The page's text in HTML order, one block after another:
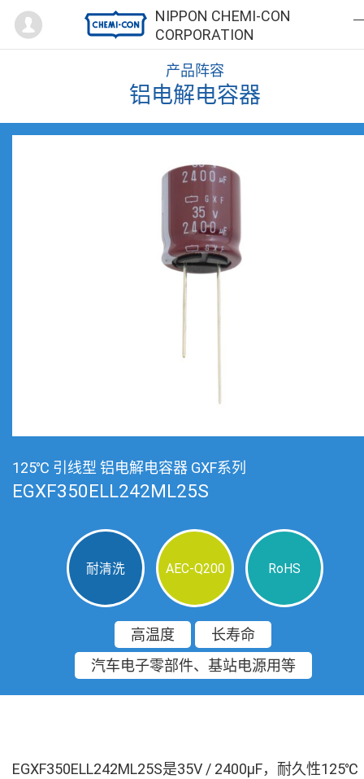
NIPPON CHEMI-CON
CORPORATION
Mypage
产品阵容
铝电解电容器
125℃ 引线型 铝电解电容器 GXF系列
EGXF350ELL242ML25S
耐清洗 AEC-Q200 RoHS
高温度
长寿命
汽车电子零部件、基站电源用等
EGXF350ELL242ML25S是35V / 2400µF，耐久性125℃